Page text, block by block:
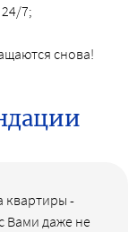
7;
снова!
квартиры -
Вами даже не